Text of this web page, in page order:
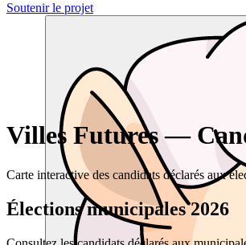
Soutenir le projet
Villes Futures —
Carte interactive des candidats déclarés aux
Élections municipales 2026